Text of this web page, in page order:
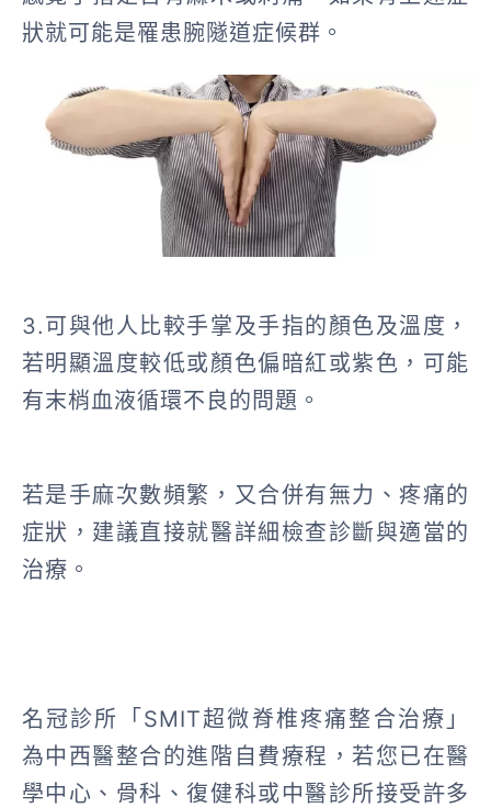
狀就可能是罹患腕隧道症候群。
3.可與他人比較手掌及手指的顏色及溫度，
若明顯溫度較低或顏色偏暗紅或紫色，可能
有末梢血液循環不良的問題。
若是手麻次數頻繁，又合併有無力、疼痛的
症狀，建議直接就醫詳細檢查診斷與適當的
治療。
名冠診所「SMIT超微脊椎疼痛整合治療」
為中西醫整合的進階自費療程，若您已在醫
學中心、骨科、復健科或中醫診所接受許多